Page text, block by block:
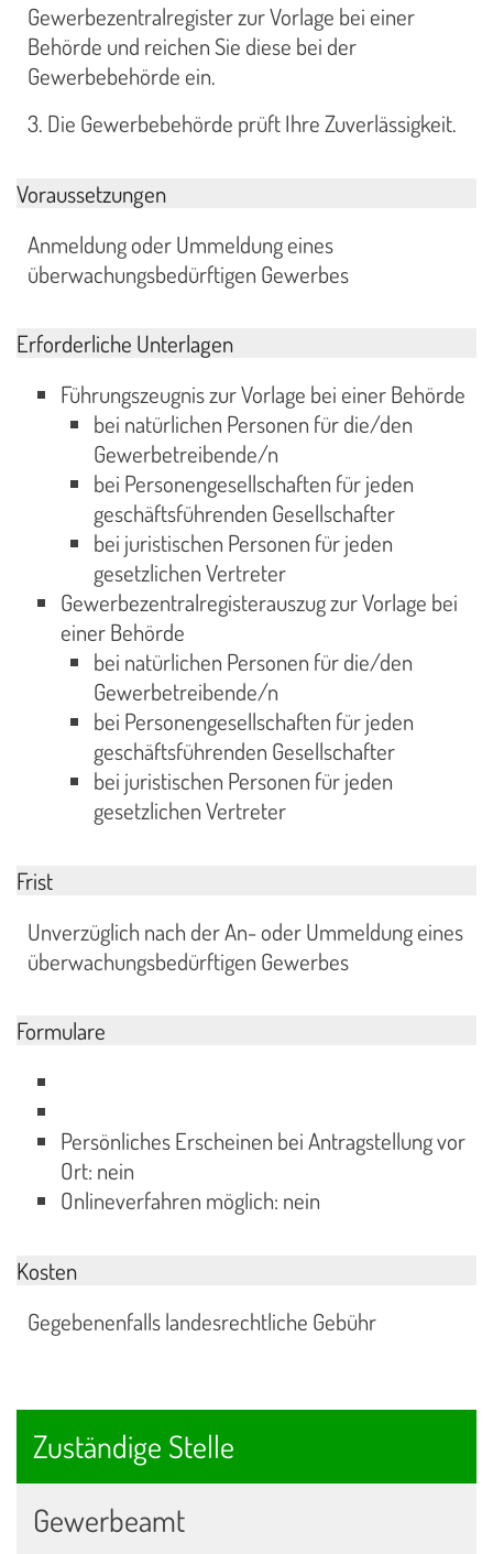
Gewerbezentralregister zur Vorlage bei einer
Behörde und reichen Sie diese bei der
Gewerbebehörde ein.
3. Die Gewerbebehörde prüft Ihre Zuverlässigkeit.
Voraussetzungen
Anmeldung oder Ummeldung eines
überwachungsbedürftigen Gewerbes
Erforderliche Unterlagen
Führungszeugnis zur Vorlage bei einer Behörde
bei natürlichen Personen für die/den
Gewerbetreibende/n
bei Personengesellschaften für jeden
geschäftsführenden Gesellschafter
bei juristischen Personen für jeden
gesetzlichen Vertreter
Gewerbezentralregisterauszug zur Vorlage bei
einer Behörde
bei natürlichen Personen für die/den
Gewerbetreibende/n
bei Personengesellschaften für jeden
geschäftsführenden Gesellschafter
bei juristischen Personen für jeden
gesetzlichen Vertreter
Frist
Unverzüglich nach der An- oder Ummeldung eines
überwachungsbedürftigen Gewerbes
Formulare
Persönliches Erscheinen bei Antragstellung vor
Ort: nein
Onlineverfahren möglich: nein
Kosten
Gegebenenfalls landesrechtliche Gebühr
Zuständige Stelle
Gewerbeamt